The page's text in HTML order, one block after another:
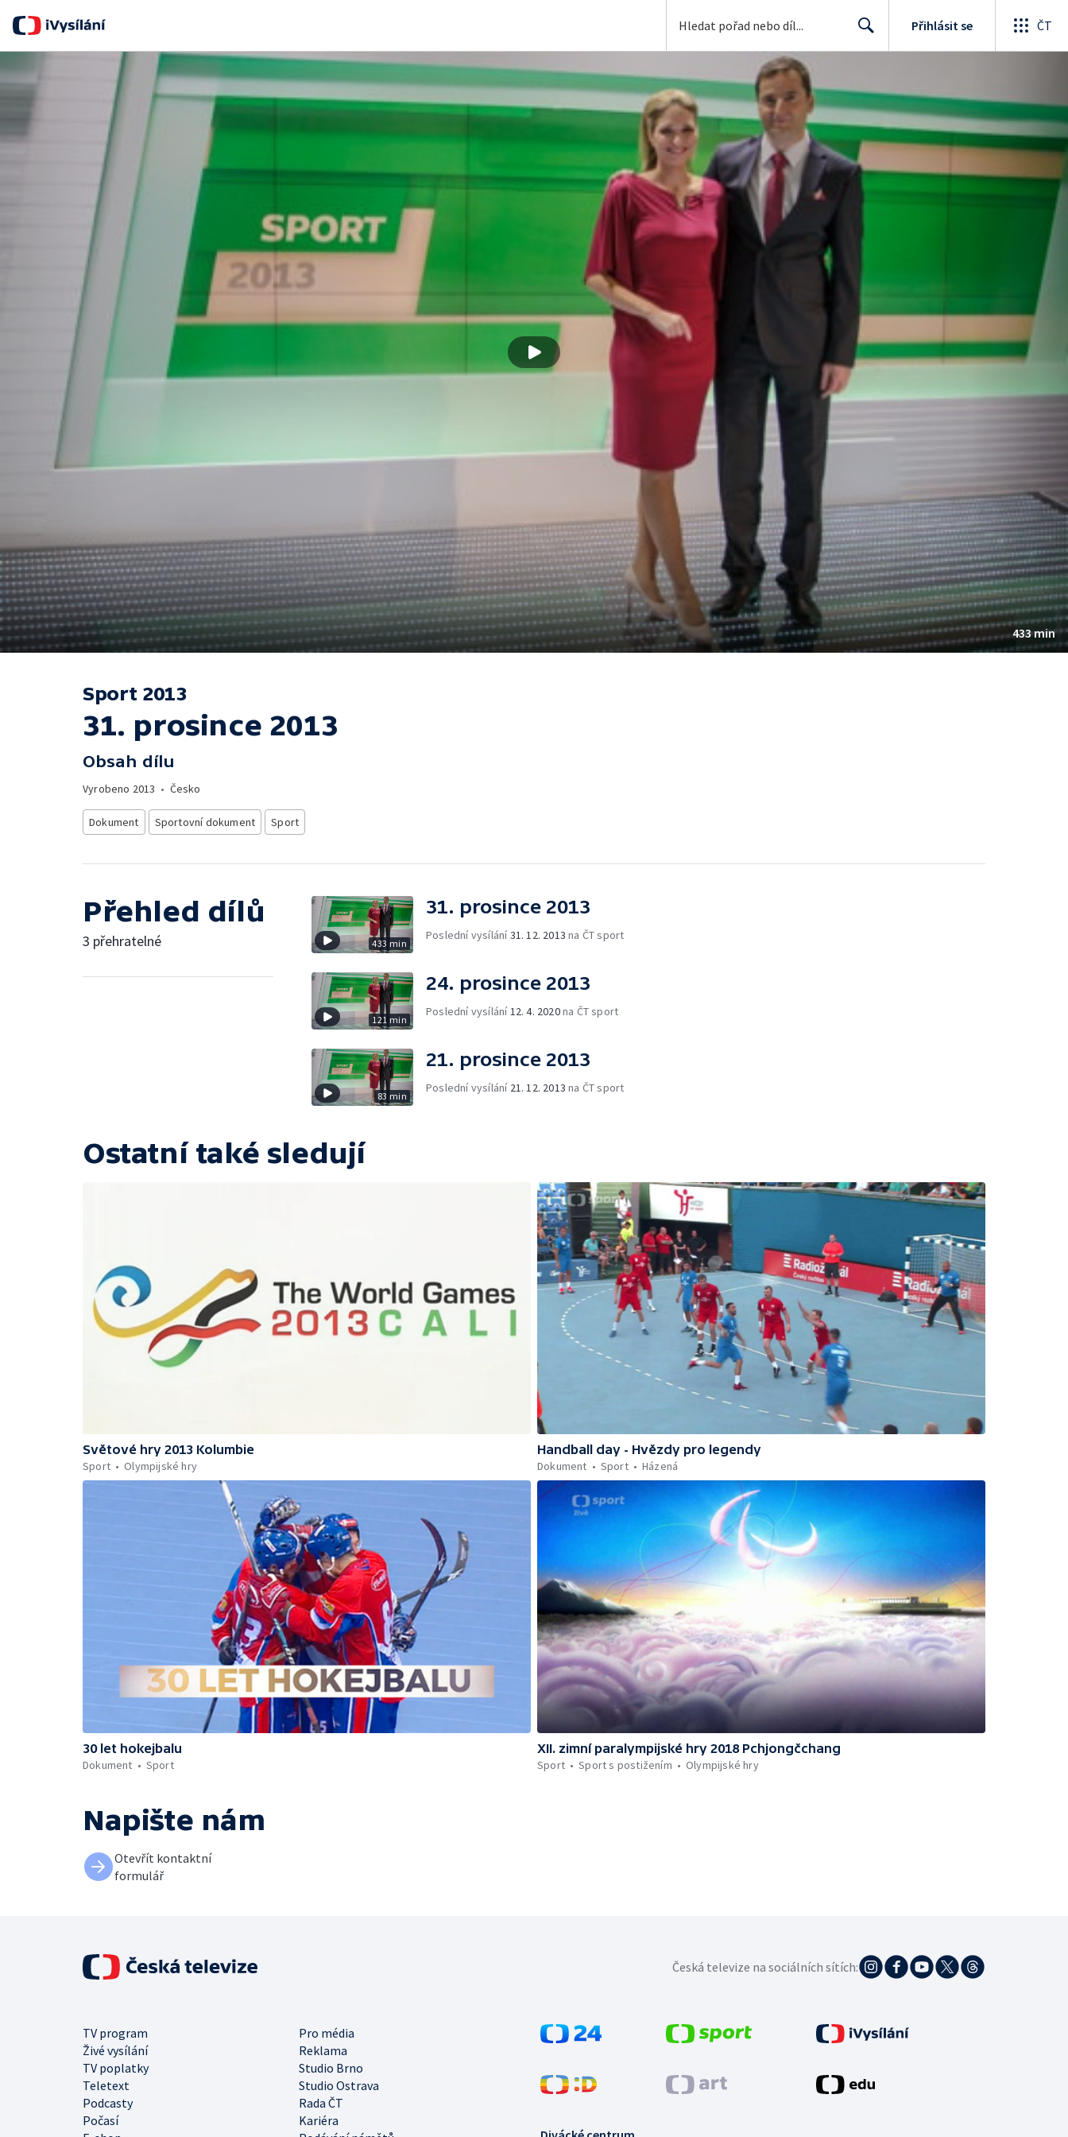
Přihlásit se ČT
433 min
Sport 2013
31. prosince 2013
Obsah dílu
Vyrobeno 2013 • Česko
Dokument Sportovní dokument Sport
Přehled dílů
3 přehratelné 433 min
31. prosince 2013
Poslední vysílání31. 12. 2013 na ČT sport
121 min
24. prosince 2013
Poslední vysílání12. 4. 2020na ČT sport
83 min
21. prosince 2013
Poslední vysílání 21. 12. 2013 na ČT sport
Ostatní také sledují
Světové hry 2013 Kolumbie
Sport
Olympijské hry
Handball day - Hvězdy pro legendy
Dokument
Sport Házená
30 let hokejbalu
Dokument
Sport
XII. zimní paralympijské hry 2018 Pchjongčchang
Sport
Sport s postižením Olympijské hry
Napište nám
Otevřít kontaktní
formulář
TV program
Pro média
Živé vysílání
Reklama
TV poplatky
Studio Brno
Teletext
Studio Ostrava
Podcasty
Rada ČT
Počasí
Kariéra
Česká televize na sociálních sítích: